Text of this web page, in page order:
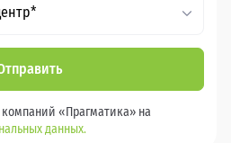
компаний «Прагматика» на
данных.